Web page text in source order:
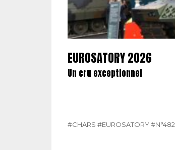
EUROSATORY 2026
Un cru exceptionnel
#CHARS #EUROSATORY#N°482